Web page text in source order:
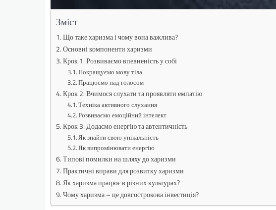
Зміст
Що таке харизма і чому вона важлива?
Основні компоненти харизми
Крок 1: Розвиваємо впевненість у собі
Покращуємо мову тіла
Працюємо над голосом
Крок 2: Вчимося слухати та проявляти емпатію
Техніка активного слухання
Розвиваємо емоційний інтелект
Крок 3: Додаємо енергію та автентичність
Як знайти свою унікальність
Як випромінювати енергію
Типові помилки на шляху до харизми
Практичні вправи для розвитку харизми
Як харизма працює в різних культурах?
Чому харизма – це довгострокова інвестиція?